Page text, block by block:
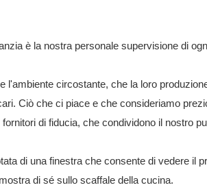
è la nostra personale supervisione di
circostante, che la loro
Ciò che ci piace e che consideriamo
di fiducia, che condividono il nostro
di una finestra che consente di vedere il
di sé sullo scaffale della cucina.